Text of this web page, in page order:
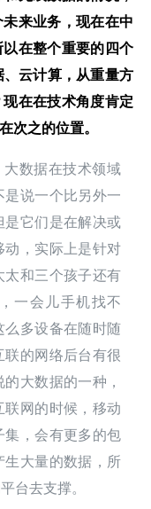
来业务，现在在中
在整个重要的四个
云计算，从重量方
在在技术角度肯定
次之的位置。
大数据在技术领域
是说一个比另外一
它们是在解决或
动，实际上是针对
太和三个孩子还有
一会儿手机找不
么多设备在随时随
的网络后台有很
大数据的一种，
网的时候，移动
集，会有更多的包
生大量的数据，所
台去支撑。